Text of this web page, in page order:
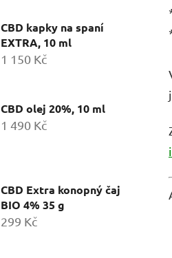
CBD kapky na spaní
EXTRA, 10 ml
1 150 Kč
CBD olej 20%, 10 ml
1 490 Kč
CBD Extra konopný čaj
BIO 4% 35 g
299 Kč